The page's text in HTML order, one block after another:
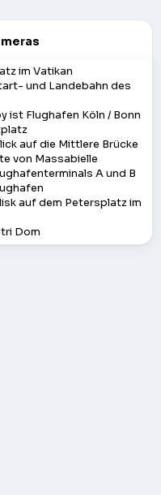
im Vatikan
und Landebahn des
ist Flughafen Köln / Bonn
auf die Mittlere Brücke
von Massabielle
A und B
auf dem Petersplatz im
Dom